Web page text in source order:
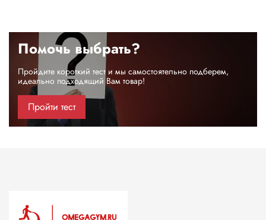
Помочь выбрать?
Пройдите короткий тест и мы самостоятельно подберем,
идеально подходящий Вам товар!
Пройти тест